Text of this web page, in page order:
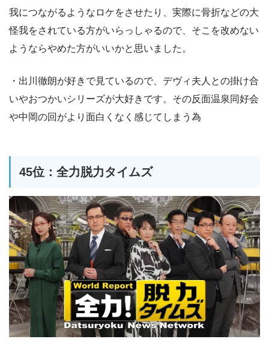
我につながるようなロケをさせたり、実際に骨折などの大
怪我をされている方がいらっしゃるので、そこを改めない
ようならやめた方がいいかと思いました。
・出川徹朗が好きで見ているので、デヴィ夫人との掛け合
いやおつかいシリーズが大好きです。その反面温泉同好会
や中岡の回がより面白くなく感じてしまう為
45位：全力脱力タイムズ